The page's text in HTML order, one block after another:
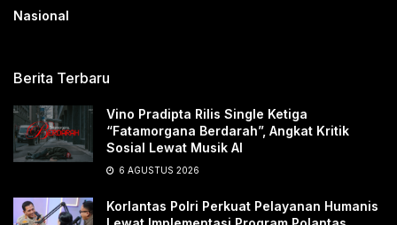
Nasional
Berita Terbaru
Vino Pradipta Rilis Single Ketiga
“Fatamorgana Berdarah”, Angkat Kritik
Sosial Lewat Musik AI
6 AGUSTUS 2026
Korlantas Polri Perkuat Pelayanan Humanis